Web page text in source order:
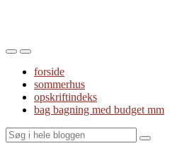
Toggle
mobile
menu
Toggle
the
search
field
forside
sommerhus
opskriftindeks
bag bagning med budget mm
Search